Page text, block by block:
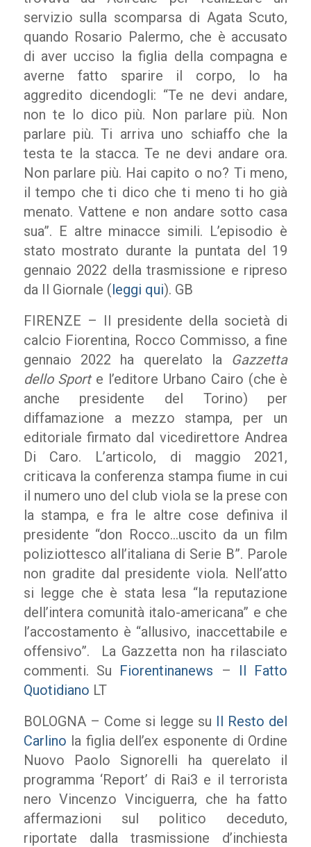
servizio sulla scomparsa di Agata Scuto,
quando Rosario Palermo, che è accusato
di aver ucciso la figlia della compagna e
averne fatto sparire il corpo, lo ha
aggredito dicendogli: “Te ne devi andare,
non te lo dico più. Non parlare più. Non
parlare più. Ti arriva uno schiaffo che la
testa te la stacca. Te ne devi andare ora.
Non parlare più. Hai capito o no? Ti meno,
il tempo che ti dico che ti meno ti ho già
menato. Vattene e non andare sotto casa
sua”. E altre minacce simili. L’episodio è
stato mostrato durante la puntata del 19
gennaio 2022 della trasmissione e ripreso
da Il Giornale (leggi qui). GB
FIRENZE – Il presidente della società di
calcio Fiorentina, Rocco Commisso, a fine
gennaio 2022 ha querelato la Gazzetta
dello Sporte l’editore Urbano Cairo (che è
anche presidente del Torino) per
diffamazione a mezzo stampa, per un
editoriale firmato dal vicedirettore Andrea
Di Caro. L’articolo, di maggio 2021,
criticava la conferenza stampa fiume in cui
il numero uno del club viola se la prese con
la stampa, e fra le altre cose definiva il
presidente “don Rocco…uscito da un film
poliziottesco all’italiana di Serie B”. Parole
non gradite dal presidente viola. Nell’atto
si legge che è stata lesa “la reputazione
dell’intera comunità italo-americana” e che
l’accostamento è “allusivo, inaccettabile e
offensivo”. La Gazzetta non ha rilasciato
commenti. Su Fiorentinanews – Il Fatto
Quotidiano LT
BOLOGNA – Come si legge su Il Resto del
Carlino la figlia dell’ex esponente di Ordine
Nuovo Paolo Signorelli ha querelato il
programma ‘Report’ di Rai3 e il terrorista
nero Vincenzo Vinciguerra, che ha fatto
affermazioni sul politico deceduto,
riportate dalla trasmissione d’inchiesta